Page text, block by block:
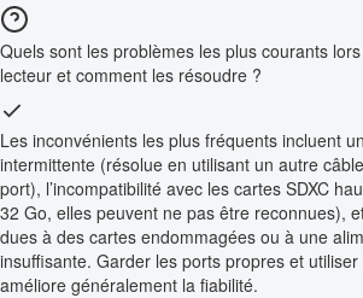
Quels sont les problèmes les plus courants lors
lecteur et comment les résoudre ?
Les inconvénients les plus fréquents incluent
intermittente (résolue en utilisant un autre
port), l’incompatibilité avec les cartes SDXC
32 Go, elles peuvent ne pas être reconnues),
dues à des cartes endommagées ou à une
insuffisante. Garder les ports propres et
améliore généralement la fiabilité.